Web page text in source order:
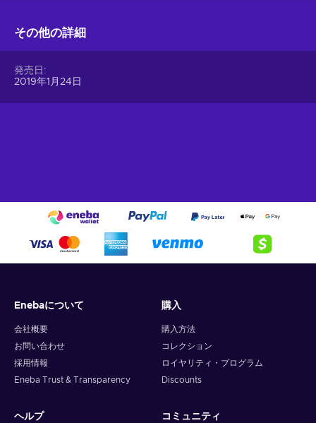
その他の詳細
発売日
2019年1月24日
Enebaについて
会社概要
お問い合わせ
採用情報
Eneba Trust & Transparency
購入
購入方法
コレクション
ロイヤリティ・プログラム
Discounts
ヘルプ コミュニティ